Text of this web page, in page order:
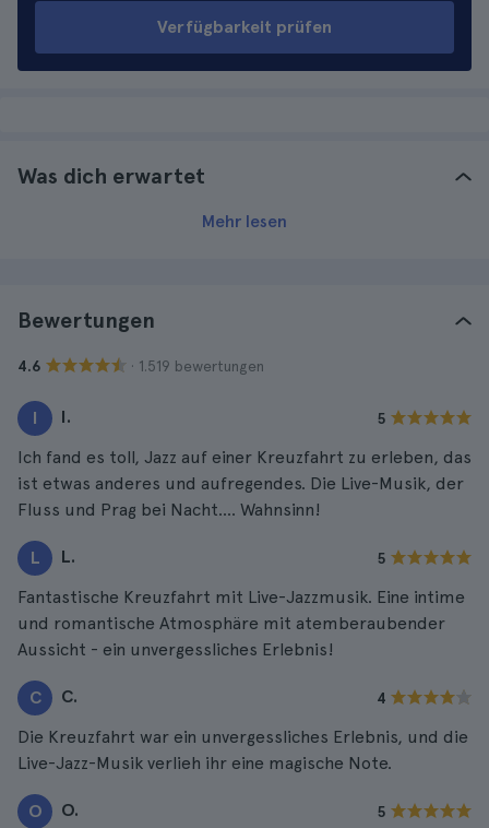
Verfügbarkeit prüfen
Was dich erwartet
Mehr lesen
Bewertungen
4.6 · 1.519 bewertungen
I I. 5
Ich fand es toll, Jazz auf einer Kreuzfahrt zu erleben, das
ist etwas anderes und aufregendes. Die Live-Musik, der
Fluss und Prag bei Nacht.... Wahnsinn!
L L. 5
Fantastische Kreuzfahrt mit Live-Jazzmusik. Eine intime
und romantische Atmosphäre mit atemberaubender
Aussicht - ein unvergessliches Erlebnis!
C C. 4
Die Kreuzfahrt war ein unvergessliches Erlebnis, und die
Live-Jazz-Musik verlieh ihr eine magische Note.
O O. 5